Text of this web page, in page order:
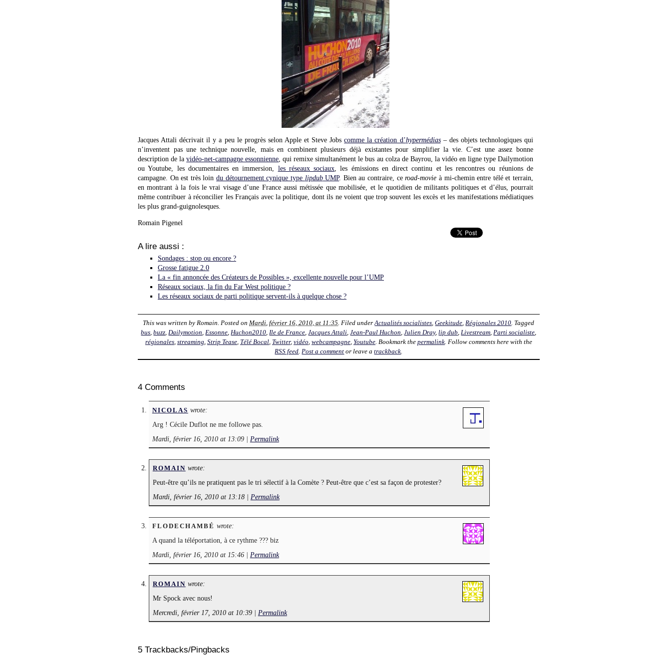
Jacques Attali décrivait il y a peu le progrès selon Apple et Steve Jobscomme la création d’hypermédias– des objets technologiques qui
n’inventent pas une technique nouvelle, mais en combinent plusieurs déjà existantes pour simplifier la vie. C’est une assez bonne
description de lavidéo-net-campagne essonnienne , qui remixe simultanément le bus au colza de Bayrou, la vidéo en ligne type Dailymotion
ou Youtube, les documentaires en immersion, les réseaux sociaux , les émissions en direct continu et les rencontres ou réunions de
campagne. On est très loindu détournement cynique type lipdubUMP. Bien au contraire, ceroad-movie à mi-chemin entre télé et terrain,
en montrant à la fois le vrai visage d’une France aussi métissée que mobilisée, et le quotidien de militants politiques et d’élus, pourrait
même contribuer à réconcilier les Français avec la politique, dont ils ne voient que trop souvent les excès et les manifestations médiatiques
les plus grand-guignolesques.
Romain Pigenel
A lire aussi :
Sondages : stop ou encore ?
Grosse fatigue 2.0
La « fin annoncée des Créateurs de Possibles », excellente nouvelle pour l’UMP
Réseaux sociaux, la fin du Far West politique ?
Les réseaux sociaux de parti politique servent-ils à quelque chose ?
This was written by Romain . Posted on Mardi, février 16, 2010, at 11:35 . Filed underActualités socialistes ,Geekitude Régionales 2010 . Tagged
bus ,buzz Dailymotion Essonne Huchon2010 Ile de France ,Jacques Attali ,Jean-Paul Huchon ,Julien Dray, lip dub Livestream Parti socialiste
régionales, streaming Strip Tease, Télé Bocal, Twitter, vidéo webcampagne, Youtube. Bookmark the permalink. Follow comments here with the
RSS feed Post a comment or leave atrackback
4 Comments
NICOLAS wrote:
Arg ! Cécile Duflot ne me followe pas.
Mardi, février 16, 2010 at 13:09 | Permalink
ROMAIN wrote:
Peut-être qu’ils ne pratiquent pas le tri sélectif à la Comète ? Peut-être que c’est sa façon de protester?
Mardi, février 16, 2010 at 13:18 | Permalink
FLODECHAMBÉ wrote:
A quand la téléportation, à ce rythme ??? biz
Mardi, février 16, 2010 at 15:46 | Permalink
ROMAIN wrote:
Mr Spock avec nous!
Mercredi, février 17, 2010 at 10:39 | Permalink
5 Trackbacks/Pingbacks